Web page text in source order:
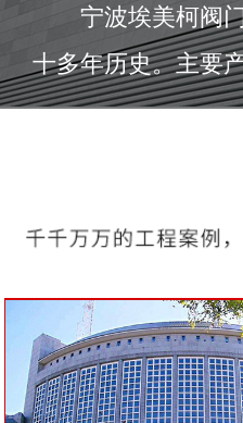
宁波埃美柯阀门
十多年历史。主要